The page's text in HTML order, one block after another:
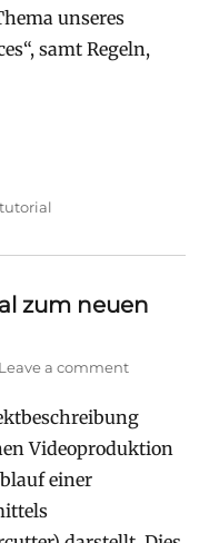
unseres
samt Regeln,
tutorial
zum neuen
Leave a comment
Videoproduktion
einer